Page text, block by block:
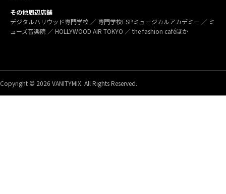
その他周辺店舗
デジタルハリウッド専門学校 ／ 専門学校ESPミュージカルアカデミー ／ ミ
ューズ音楽院 ／ HOLLYWOOD AIR TOKYO ／ the fashion caféほか
Copyright © 2026 VANITYMIX. All Rights Reserved.